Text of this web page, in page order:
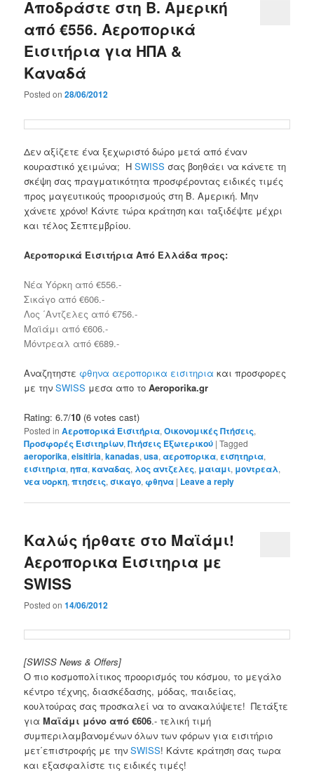
Αποδράστε στη Β. Αμερική
από €556. Αεροπορικά
Εισιτήρια για ΗΠΑ &
Καναδά
Posted on28/06/2012
Δεν αξίζετε ένα ξεχωριστό δώρο μετά από έναν
κουραστικό χειμώνα; ΗSWISS σας βοηθάει να κάνετε τη
σκέψη σας πραγματικότητα προσφέροντας ειδικές τιμές
προς μαγευτικούς προορισμούς στη Β. Αμερική. Μην
χάνετε χρόνο! Κάντε τώρα κράτηση και ταξιδέψτε μέχρι
και τέλος Σεπτεμβρίου.
Αεροπορικά Εισιτήρια Από Ελλάδα προς:
Νέα Υόρκη από €556.-
Σικάγο από €606.-
Λος ΄Αντζελες από €756.-
Μαϊάμι από €606.-
Μόντρεαλ από €689.-
Αναζητηστε φθηνα αεροπορικα εισιτηρια και προσφορες
με τηνSWISS μεσα απο τοAeroporika.gr
Rating: 6.7/10 (6 votes cast)
Posted in Αεροπορικά Εισιτήρια,Οικονομικές Πτήσεις,
Προσφορές Εισιτηρίων,Πτήσεις Εξωτερικού |Tagged
aeroporika,eisitiria,kanadas,usa,αεροπορικα,εισητηρια,
εισιτηρια,ηπα,καναδας, λος αντζελες, μαιαμι, μοντρεαλ,
νεα υορκη,πτησεις,σικαγο,φθηνα | Leave a reply
Καλώς ήρθατε στο Μαϊάμι!
Αεροπορικα Εισιτηρια με
SWISS
Posted on14/06/2012
[SWISS News & Offers]
Ο πιο κοσμοπολίτικος προορισμός του κόσμου, το μεγάλο
κέντρο τέχνης, διασκέδασης, μόδας, παιδείας,
κουλτούρας σας προσκαλεί να το ανακαλύψετε! Πετάξτε
γιαΜαϊάμι μόνο από €606.- τελική τιμή
συμπεριλαμβανομένων όλων των φόρων για εισιτήριο
μετ΄επιστροφής με τηνSWISS! Κάντε κράτηση σας τωρα
και εξασφαλίστε τις ειδικές τιμές!